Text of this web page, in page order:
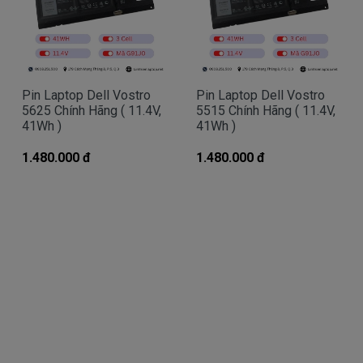
Pin Dell Precision, Inspiron, Latitude, Vostro bị
hư làm sao chúng ta nhận biết?
Có 3 cách để nhận biết pin dell Vostro 3481 bị hư
- Một là khi mở nút nguồn trước khi xuất hiện lo
go Dell sẻ có dòng thông báo pin bị hư cần thay
pin.
- Hai là chúng ta rê con chuột vào biểu tượng
cục pin phía dưới bên tay phải nếu thấy dòng thông
Pin Laptop Dell Vostro
5625 Chính Hãng ( 11.4V,
41Wh )
1.480.000 đ
Pin Laptop Dell Vostro
5515 Chính Hãng ( 11.4V,
41Wh )
1.480.000 đ